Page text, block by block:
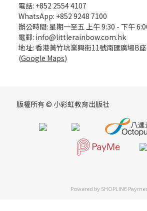
電話: +852 2554 4107
WhatsApp: +852 9248 7100
辦公時間: 星期一至五 上午 9:30 - 下午
電郵: info@littlerainbow.com.hk
地址: 香港黃竹坑業興街11號南匯廣場B
(Google Maps)
版權所有 © 小彩虹教育出版社
Powered bySHOPLINE